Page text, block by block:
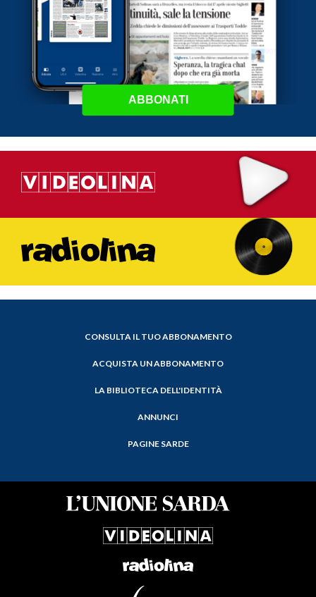
ABBONATI
CONSULTA IL TUO ABBONAMENTO
ACQUISTA UN ABBONAMENTO
LA BIBLIOTECA DELL'IDENTITÀ
ANNUNCI
PAGINE SARDE